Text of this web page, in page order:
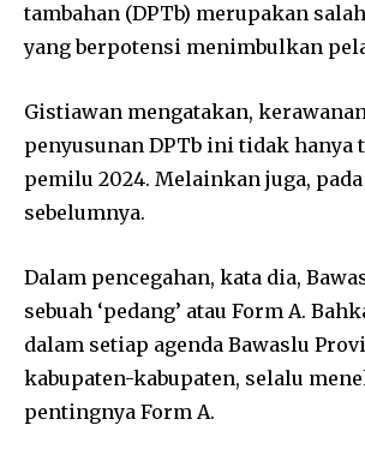
tambahan (DPTb) merupakan
yang berpotensi menimbulkan
Gistiawan mengatakan,
penyusunan DPTb ini tidak hanya
pemilu 2024. Melainkan juga,
sebelumnya.
Dalam pencegahan, kata dia,
sebuah ‘pedang’ atau Form A.
dalam setiap agenda Bawaslu
kabupaten-kabupaten, selalu
pentingnya Form A.